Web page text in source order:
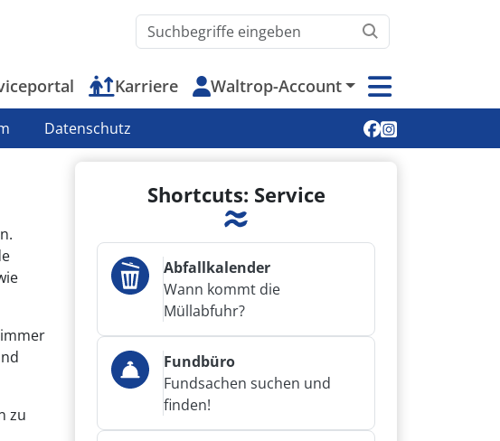
Waltrop.de durchsuchen
Karriere Waltrop-Account
Datenschutz Soziale Medien
zu
Shortcuts: Service
Abfallkalender
Wann kommt die
Müllabfuhr?
Fundbüro
Fundsachen suchen und
finden!